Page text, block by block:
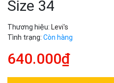
Size 34
Thương hiệu: Levi's
Tình trạng: Còn hàng
640.000₫